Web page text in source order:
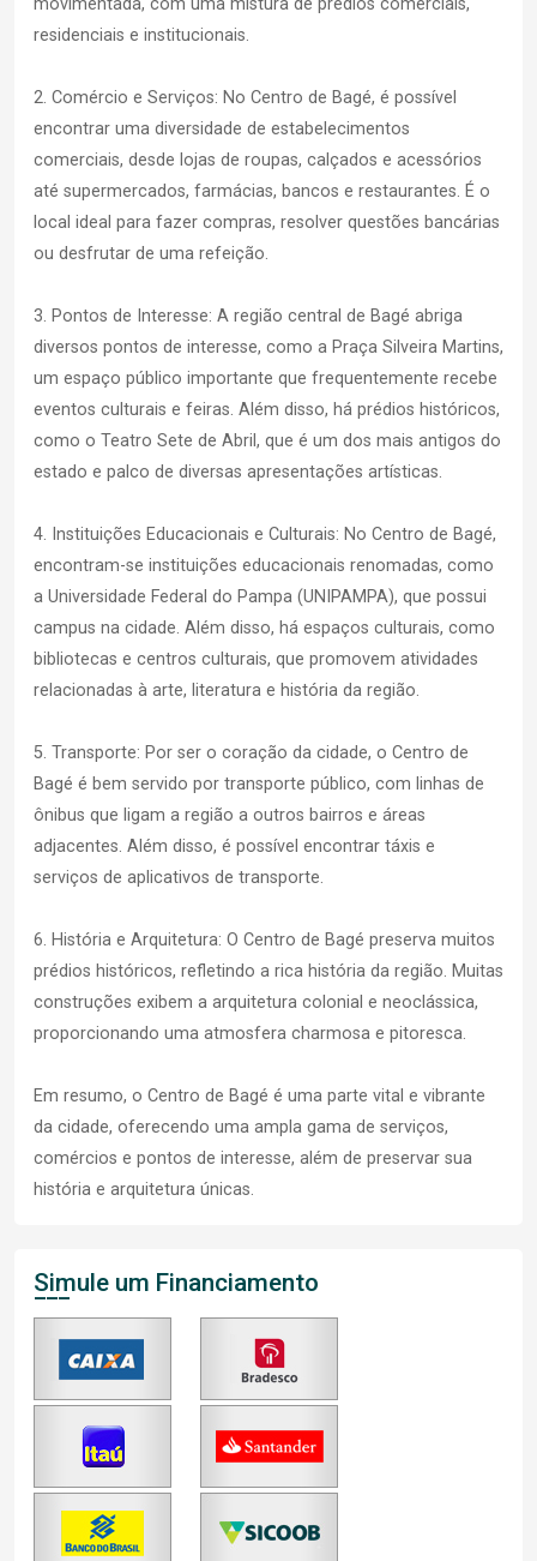
movimentada, com uma mistura de prédios comerciais,
residenciais e institucionais.
2. Comércio e Serviços: No Centro de Bagé, é possível
encontrar uma diversidade de estabelecimentos
comerciais, desde lojas de roupas, calçados e acessórios
até supermercados, farmácias, bancos e restaurantes. É o
local ideal para fazer compras, resolver questões bancárias
ou desfrutar de uma refeição.
3. Pontos de Interesse: A região central de Bagé abriga
diversos pontos de interesse, como a Praça Silveira Martins,
um espaço público importante que frequentemente recebe
eventos culturais e feiras. Além disso, há prédios históricos,
como o Teatro Sete de Abril, que é um dos mais antigos do
estado e palco de diversas apresentações artísticas.
4. Instituições Educacionais e Culturais: No Centro de Bagé,
encontram-se instituições educacionais renomadas, como
a Universidade Federal do Pampa (UNIPAMPA), que possui
campus na cidade. Além disso, há espaços culturais, como
bibliotecas e centros culturais, que promovem atividades
relacionadas à arte, literatura e história da região.
5. Transporte: Por ser o coração da cidade, o Centro de
Bagé é bem servido por transporte público, com linhas de
ônibus que ligam a região a outros bairros e áreas
adjacentes. Além disso, é possível encontrar táxis e
serviços de aplicativos de transporte.
6. História e Arquitetura: O Centro de Bagé preserva muitos
prédios históricos, refletindo a rica história da região. Muitas
construções exibem a arquitetura colonial e neoclássica,
proporcionando uma atmosfera charmosa e pitoresca.
Em resumo, o Centro de Bagé é uma parte vital e vibrante
da cidade, oferecendo uma ampla gama de serviços,
comércios e pontos de interesse, além de preservar sua
história e arquitetura únicas.
Simule um Financiamento